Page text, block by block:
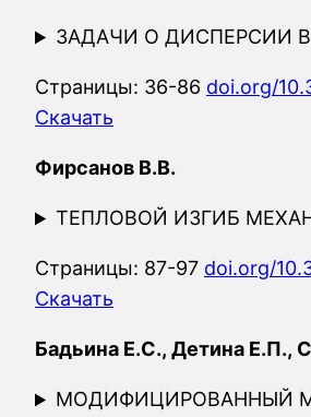
ЗАДАЧИ О ДИСПЕРСИИ
Страницы: 36-86 doi.org/
Скачать
Фирсанов В.В.
ТЕПЛОВОЙ ИЗГИБ
Страницы: 87-97 doi.org/
Скачать
Бадьина Е.С., Детина Е.П.,
МОДИФИЦИРОВАННЫЙ